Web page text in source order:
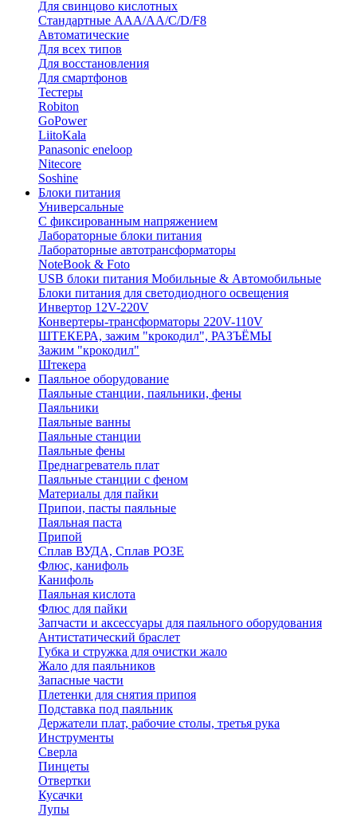
Для свинцово кислотных
Стандартные ААА/АА/С/D/F8
Автоматические
Для всех типов
Для восстановления
Для смартфонов
Тестеры
Robiton
GoPower
LiitoKala
Panasonic eneloop
Nitecore
Soshine
Блоки питания
Универсальные
C фиксированным напряжением
Лабораторные блоки питания
Лабораторные автотрансформаторы
NoteBook & Foto
USB блоки питания Мобильные & Автомобильные
Блоки питания для светодиодного освещения
Инвертор 12V-220V
Конвертеры-трансформаторы 220V-110V
ШТЕКЕРА, зажим "крокодил", РАЗЪЁМЫ
Зажим "крокодил"
Штекера
Паяльное оборудование
Паяльные станции, паяльники, фены
Паяльники
Паяльные ванны
Паяльные станции
Паяльные фены
Преднагреватель плат
Паяльные станции с феном
Материалы для пайки
Припои, пасты паяльные
Паяльная паста
Припой
Сплав ВУДА, Сплав РОЗЕ
Флюс, канифоль
Канифоль
Паяльная кислота
Флюс для пайки
Запчасти и аксессуары для паяльного оборудования
Антистатический браслет
Губка и стружка для очистки жало
Жало для паяльников
Запасные части
Плетенки для снятия припоя
Подставка под паяльник
Держатели плат, рабочие столы, третья рука
Инструменты
Сверла
Пинцеты
Отвертки
Кусачки
Лупы